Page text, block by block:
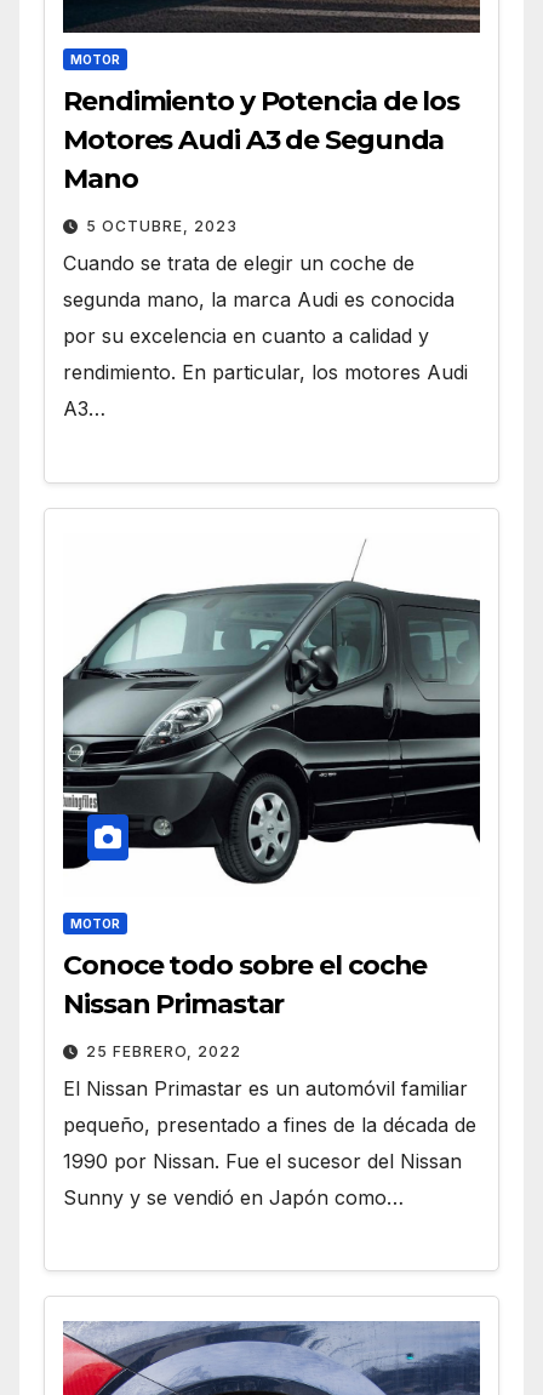
MOTOR
Rendimiento y Potencia de los
Motores Audi A3 de Segunda
Mano
5 OCTUBRE, 2023
Cuando se trata de elegir un coche de
segunda mano, la marca Audi es conocida
por su excelencia en cuanto a calidad y
rendimiento. En particular, los motores Audi
A3…
MOTOR
Conoce todo sobre el coche
Nissan Primastar
25 FEBRERO, 2022
El Nissan Primastar es un automóvil familiar
pequeño, presentado a fines de la década de
1990 por Nissan. Fue el sucesor del Nissan
Sunny y se vendió en Japón como…